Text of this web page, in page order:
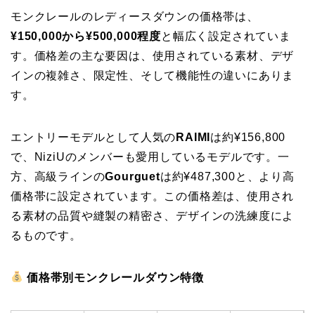
モンクレールのレディースダウンの価格帯は、
¥150,000から¥500,000程度と幅広く設定されていま
す。価格差の主な要因は、使用されている素材、デザ
インの複雑さ、限定性、そして機能性の違いにありま
す。
エントリーモデルとして人気の RAIMI は約¥156,800
で、NiziUのメンバーも愛用しているモデルです。一
方、高級ラインのGourguetは約¥487,300と、より高
価格帯に設定されています。この価格差は、使用され
る素材の品質や縫製の精密さ、デザインの洗練度によ
るものです。
価格帯別モンクレールダウン特徴